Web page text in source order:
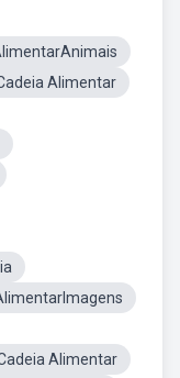
Alimentar
Alimentar